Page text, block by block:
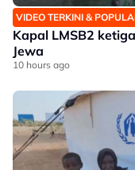
VIDEO TERKINI &
Kapal LMSB2
Jewa
10 hours ago